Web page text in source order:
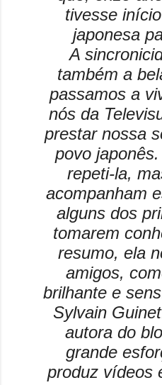
tivesse
japonesa
A
também a
passamos a
nós da
prestar nossa
povo
repeti-la,
acompanham
alguns dos
tomarem
resumo, ela
amigos,
brilhante e
Sylvain
autora do
grande
produz vídeos